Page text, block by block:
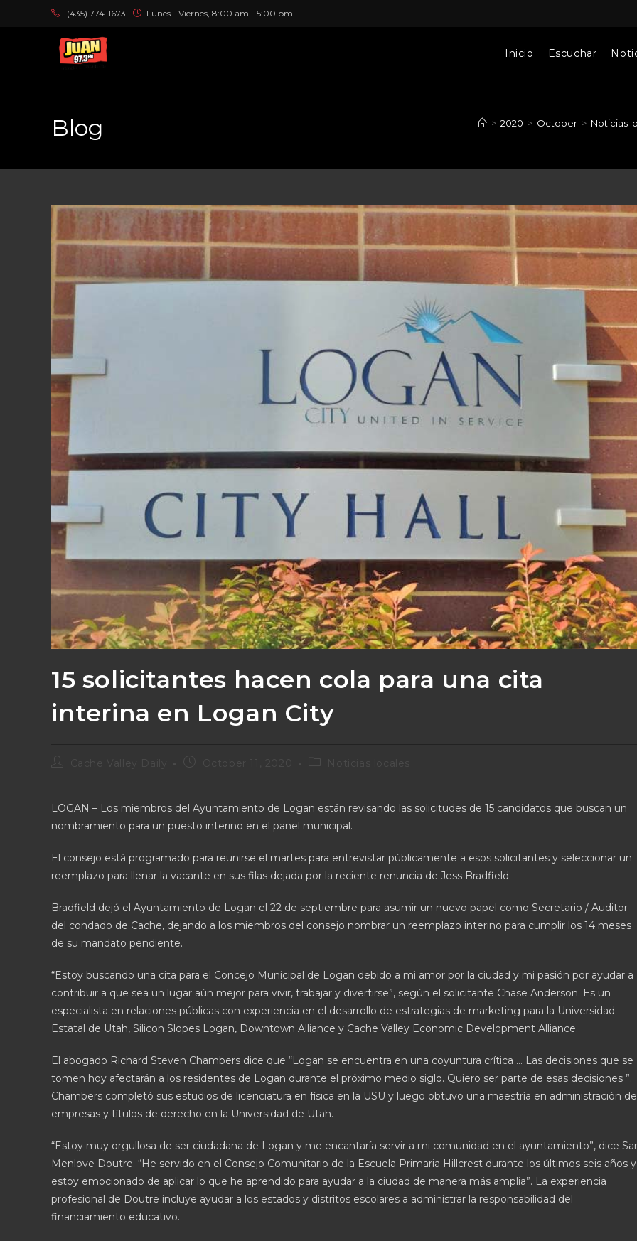
(435) 774-1673 Lunes - Viernes, 8:00 am - 5:00 pm
Inicio Escuchar
Blog > 2020 > October > Noticias
15 solicitantes hacen cola para una cita
interina en Logan City
October 11, 2020 Noticias locales
LOGAN – Los miembros del Ayuntamiento de Logan están revisando las solicitudes de 15 candidatos que buscan un
nombramiento para un puesto interino en el panel municipal.
El consejo está programado para reunirse el martes para entrevistar públicamente a esos solicitantes y seleccionar un
reemplazo para llenar la vacante en sus filas dejada por la reciente renuncia de Jess Bradfield.
Bradfield dejó el Ayuntamiento de Logan el 22 de septiembre para asumir un nuevo papel como Secretario / Auditor
del condado de Cache, dejando a los miembros del consejo nombrar un reemplazo interino para cumplir los 14 meses
de su mandato pendiente.
“Estoy buscando una cita para el Concejo Municipal de Logan debido a mi amor por la ciudad y mi pasión por ayudar a
contribuir a que sea un lugar aún mejor para vivir, trabajar y divertirse”, según el solicitante Chase Anderson. Es un
especialista en relaciones públicas con experiencia en el desarrollo de estrategias de marketing para la Universidad
Estatal de Utah, Silicon Slopes Logan, Downtown Alliance y Cache Valley Economic Development Alliance.
El abogado Richard Steven Chambers dice que “Logan se encuentra en una coyuntura crítica … Las decisiones que se
tomen hoy afectarán a los residentes de Logan durante el próximo medio siglo. Quiero ser parte de esas decisiones ”.
Chambers completó sus estudios de licenciatura en física en la USU y luego obtuvo una maestría en administración de
empresas y títulos de derecho en la Universidad de Utah.
“Estoy muy orgullosa de ser ciudadana de Logan y me encantaría servir a mi comunidad en el ayuntamiento”, dice
Menlove Doutre. “He servido en el Consejo Comunitario de la Escuela Primaria Hillcrest durante los últimos seis años y
estoy emocionado de aplicar lo que he aprendido para ayudar a la ciudad de manera más amplia”. La experiencia
profesional de Doutre incluye ayudar a los estados y distritos escolares a administrar la responsabilidad del
financiamiento educativo.